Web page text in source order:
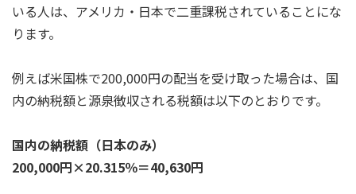
いる人は、アメリカ・日本で二重課税されていることにな
ります。
例えば米国株で200,000円の配当を受け取った場合は、国
内の納税額と源泉徴収される税額は以下のとおりです。
国内の納税額（日本のみ）
200,000円×20.315％＝40,630円